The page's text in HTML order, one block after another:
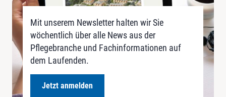
Mit unserem Newsletter halten wir Sie
wöchentlich über alle News aus der
Pflegebranche und Fachinformationen auf
dem Laufenden.
Jetzt anmelden